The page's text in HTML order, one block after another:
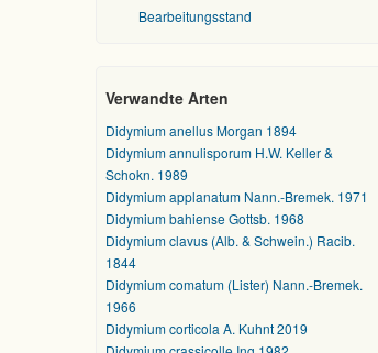
Bearbeitungsstand
Verwandte Arten
Didymium anellus Morgan 1894
Didymium annulisporum H.W. Keller &
Schokn. 1989
Didymium applanatum Nann.-Bremek. 1971
Didymium bahiense Gottsb. 1968
Didymium clavus (Alb. & Schwein.) Racib.
1844
Didymium comatum (Lister) Nann.-Bremek.
1966
Didymium corticola A. Kuhnt 2019